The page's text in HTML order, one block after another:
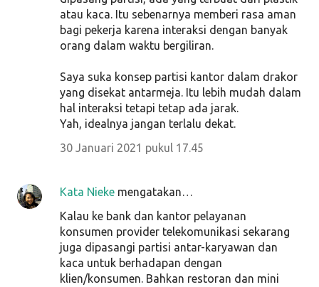
atau kaca. Itu sebenarnya memberi rasa aman
bagi pekerja karena interaksi dengan banyak
orang dalam waktu bergiliran.
Saya suka konsep partisi kantor dalam drakor
yang disekat antarmeja. Itu lebih mudah dalam
hal interaksi tetapi tetap ada jarak.
Yah, idealnya jangan terlalu dekat.
30 Januari 2021 pukul 17.45
Kata Nieke mengatakan…
Kalau ke bank dan kantor pelayanan
konsumen provider telekomunikasi sekarang
juga dipasangi partisi antar-karyawan dan
kaca untuk berhadapan dengan
klien/konsumen. Bahkan restoran dan mini